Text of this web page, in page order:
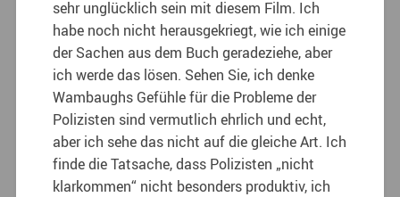
sehr unglücklich sein mit diesem Film. Ich
habe noch nicht herausgekriegt, wie ich einige
der Sachen aus dem Buch geradeziehe, aber
ich werde das lösen. Sehen Sie, ich denke
Wambaughs Gefühle für die Probleme der
Polizisten sind vermutlich ehrlich und echt,
aber ich sehe das nicht auf die gleiche Art. Ich
finde die Tatsache, dass Polizisten „nicht
klarkommen“ nicht besonders produktiv, ich